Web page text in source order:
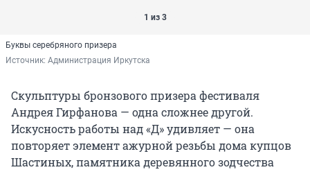
1 из 3
Буквы серебряного призера
Источник: Администрация Иркутска
Скульптуры бронзового призера фестиваля
Андрея Гирфанова — одна сложнее другой.
Искусность работы над «Д» удивляет — она
повторяет элемент ажурной резьбы дома купцов
Шастиных, памятника деревянного зодчества